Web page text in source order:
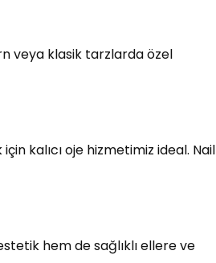
veya klasik tarzlarda özel
kalıcı oje hizmetimiz ideal. Nail
hem de sağlıklı ellere ve